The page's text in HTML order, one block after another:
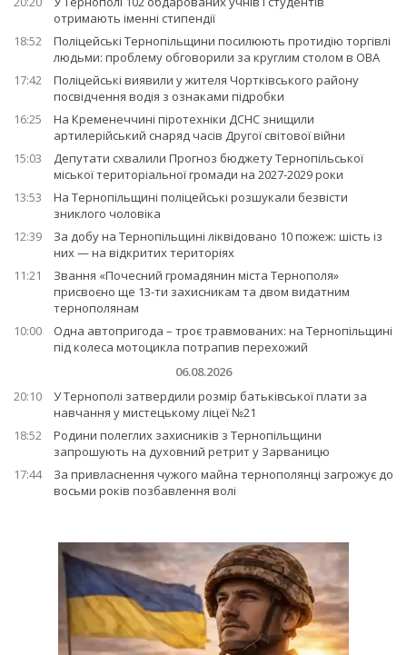
отримають іменні стипендії
18:52
Поліцейські Тернопільщини посилюють протидію торгівлі
людьми: проблему обговорили за круглим столом в ОВА
17:42
Поліцейські виявили у жителя Чортківського району
посвідчення водія з ознаками підробки
16:25
На Кременеччині піротехніки ДСНС знищили
артилерійський снаряд часів Другої світової війни
15:03
Депутати схвалили Прогноз бюджету Тернопільської
міської територіальної громади на 2027-2029 роки
13:53
На Тернопільщині поліцейські розшукали безвісти
зниклого чоловіка
12:39
За добу на Тернопільщині ліквідовано 10 пожеж: шість із
них — на відкритих територіях
11:21
Звання «Почесний громадянин міста Тернополя»
присвоєно ще 13-ти захисникам та двом видатним
тернополянам
10:00
Одна автопригода – троє травмованих: на Тернопільщині
під колеса мотоцикла потрапив перехожий
06.08.2026
20:10
У Тернополі затвердили розмір батьківської плати за
навчання у мистецькому ліцеї №21
18:52
Родини полеглих захисників з Тернопільщини
запрошують на духовний ретрит у Зарваницю
17:44
За привласнення чужого майна тернополянці загрожує до
восьми років позбавлення волі